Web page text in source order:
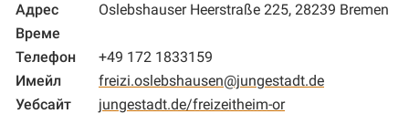
Адрес
Oslebshauser Heerstraße 225, 28239 Bremen
Време
Телефон
+49 172 1833159
Имейл
freizi.oslebshausen@jungestadt.de
Уебсайт
jungestadt.de/freizeitheim-or